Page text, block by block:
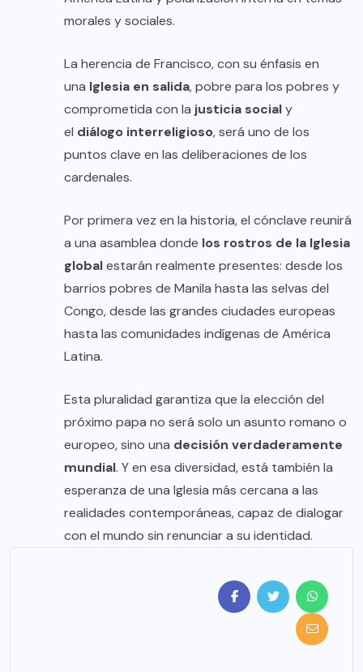
morales y sociales.
La herencia de Francisco, con su énfasis en
una Iglesia en salida, pobre para los pobres y
comprometida con la justicia socialy
el diálogo interreligioso, será uno de los
puntos clave en las deliberaciones de los
cardenales.
Por primera vez en la historia, el cónclave reunirá
a una asamblea donde los rostros de la Iglesia
globalestarán realmente presentes: desde los
barrios pobres de Manila hasta las selvas del
Congo, desde las grandes ciudades europeas
hasta las comunidades indígenas de América
Latina.
Esta pluralidad garantiza que la elección del
próximo papa no será solo un asunto romano o
europeo, sino una decisión verdaderamente
mundial. Y en esa diversidad, está también la
esperanza de una Iglesia más cercana a las
realidades contemporáneas, capaz de dialogar
con el mundo sin renunciar a su identidad.